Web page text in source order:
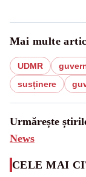
Mai multe
UDMR
susținere
Urmărește
News
CELE MAI